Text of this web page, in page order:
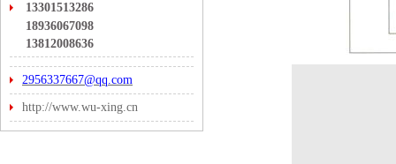
13301513286
18936067098
13812008636
2956337667@qq.com
http://www.wu-xing.cn